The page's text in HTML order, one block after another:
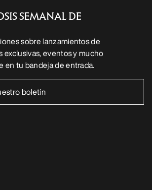
SEMANAL DE
sobre lanzamientos de
exclusivas, eventos y mucho
en tu bandeja de entrada.